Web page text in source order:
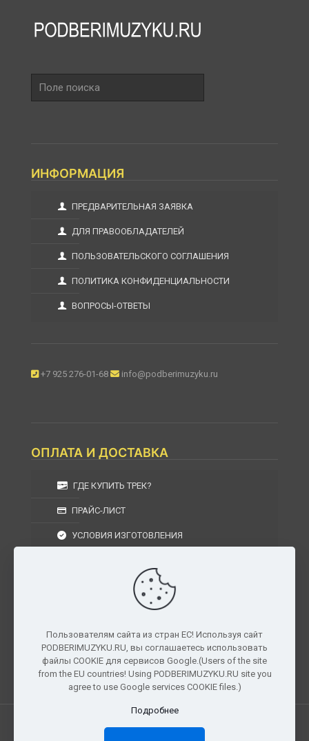
поиска
ИНФОРМАЦИЯ
ПРЕДВАРИТЕЛЬНАЯ ЗАЯВКА
ДЛЯ ПРАВООБЛАДАТЕЛЕЙ
ПОЛЬЗОВАТЕЛЬСКОГО СОГЛАШЕНИЯ
ПОЛИТИКА КОНФИДЕНЦИАЛЬНОСТИ
ВОПРОСЫ-ОТВЕТЫ
+7 925 276-01-68 info@podberimuzyku.ru
ОПЛАТА И ДОСТАВКА
ГДЕ КУПИТЬ ТРЕК?
ПРАЙС-ЛИСТ
УСЛОВИЯ ИЗГОТОВЛЕНИЯ
УСЛОВИЯ ВОЗВРАТА
г. Москва, Московская область, Центральный
федеральный округ, РФ, Россия
Все права защищены. © 2026 PODBERIMUZYKU.RU
Пользователям сайта из стран ЕС! Используя сайт
PODBERIMUZYKU.RU, вы соглашаетесь использовать
файлы COOKIE для сервисов Google.(Users of the site
from the EU countries! Using PODBERIMUZYKU.RU site you
agree to use Google services COOKIE files.)
Подробнее